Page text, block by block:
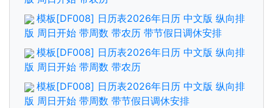
模板[DF008] 日历表2026年日历 中文版 纵向排
版 周日开始 带周数 带农历 带节假日调休安排
模板[DF008] 日历表2026年日历 中文版 纵向排
版 周日开始 带周数 带农历
模板[DF008] 日历表2026年日历 中文版 纵向排
版 周日开始 带周数 带节假日调休安排